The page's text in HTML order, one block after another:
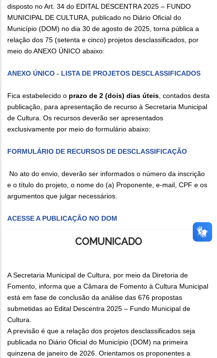
disposto no Art. 34 do EDITAL DESCENTRA 2025 – FUNDO
MUNICIPAL DE CULTURA, publicado no Diário Oficial do
Município (DOM) no dia 30 de agosto de 2025, torna pública a
relação dos 75 (setenta e cinco) projetos desclassificados, por
meio do ANEXO ÚNICO abaixo:
ANEXO ÚNICO - LISTA DE PROJETOS DESCLASSIFICADOS
Fica estabelecido o prazo de 2 (dois) dias úteis , contados desta
publicação, para apresentação de recurso à Secretaria Municipal
de Cultura. Os recursos deverão ser apresentados
exclusivamente por meio do formulário abaixo:
FORMULÁRIO DE RECURSOS DE DESCLASSIFICAÇÃO
No ato do envio, deverão ser informados o número da inscrição
e o título do projeto, o nome do (a) Proponente, e-mail, CPF e os
argumentos que julgar necessários.
ACESSE A PUBLICAÇÃO NO DOM
COMUNICADO
A Secretaria Municipal de Cultura, por meio da Diretoria de
Fomento, informa que a Câmara de Fomento à Cultura Municipal
está em fase de conclusão da análise das 676 propostas
submetidas ao Edital Descentra 2025 – Fundo Municipal de
Cultura.
A previsão é que a relação dos projetos desclassificados seja
publicada no Diário Oficial do Município (DOM) na primeira
quinzena de janeiro de 2026. Orientamos os proponentes a